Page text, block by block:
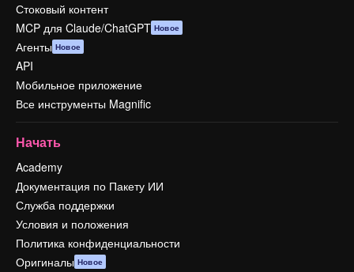
Стоковый контент
MCP для Claude/ChatGPT Новое
Агенты Новое
API
Мобильное приложение
Все инструменты Magnific
Начать
Academy
Документация по Пакету ИИ
Служба поддержки
Условия и положения
Политика конфиденциальности
Оригиналы Новое